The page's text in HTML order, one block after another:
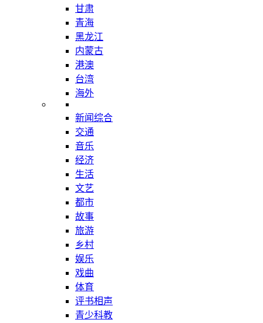
甘肃
青海
黑龙江
内蒙古
港澳
台湾
海外
新闻综合
交通
音乐
经济
生活
文艺
都市
故事
旅游
乡村
娱乐
戏曲
体育
评书相声
青少科教